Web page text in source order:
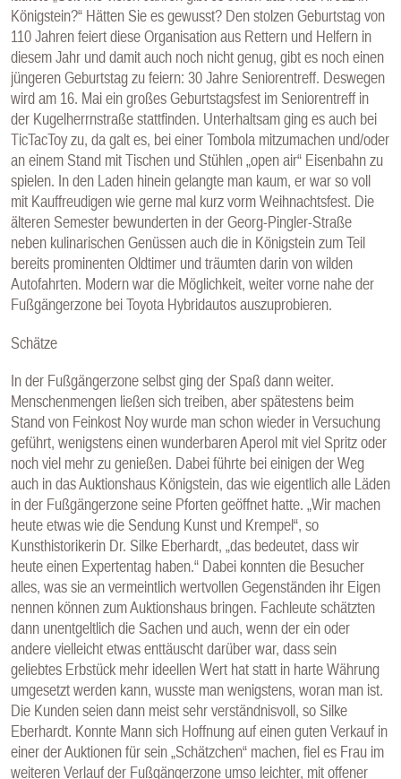
Königstein?“ Hätten Sie es gewusst? Den stolzen Geburtstag von
110 Jahren feiert diese Organisation aus Rettern und Helfern in
diesem Jahr und damit auch noch nicht genug, gibt es noch einen
jüngeren Geburtstag zu feiern: 30 Jahre Seniorentreff. Deswegen
wird am 16. Mai ein großes Geburtstagsfest im Seniorentreff in
der Kugelherrnstraße stattfinden. Unterhaltsam ging es auch bei
TicTacToy zu, da galt es, bei einer Tombola mitzumachen und/oder
an einem Stand mit Tischen und Stühlen „open air“ Eisenbahn zu
spielen. In den Laden hinein gelangte man kaum, er war so voll
mit Kauffreudigen wie gerne mal kurz vorm Weihnachtsfest. Die
älteren Semester bewunderten in der Georg-Pingler-Straße
neben kulinarischen Genüssen auch die in Königstein zum Teil
bereits prominenten Oldtimer und träumten darin von wilden
Autofahrten. Modern war die Möglichkeit, weiter vorne nahe der
Fußgängerzone bei Toyota Hybridautos auszuprobieren.
Schätze
In der Fußgängerzone selbst ging der Spaß dann weiter.
Menschenmengen ließen sich treiben, aber spätestens beim
Stand von Feinkost Noy wurde man schon wieder in Versuchung
geführt, wenigstens einen wunderbaren Aperol mit viel Spritz oder
noch viel mehr zu genießen. Dabei führte bei einigen der Weg
auch in das Auktionshaus Königstein, das wie eigentlich alle Läden
in der Fußgängerzone seine Pforten geöffnet hatte. „Wir machen
heute etwas wie die Sendung Kunst und Krempel“, so
Kunsthistorikerin Dr. Silke Eberhardt, „das bedeutet, dass wir
heute einen Expertentag haben.“ Dabei konnten die Besucher
alles, was sie an vermeintlich wertvollen Gegenständen ihr Eigen
nennen können zum Auktionshaus bringen. Fachleute schätzten
dann unentgeltlich die Sachen und auch, wenn der ein oder
andere vielleicht etwas enttäuscht darüber war, dass sein
geliebtes Erbstück mehr ideellen Wert hat statt in harte Währung
umgesetzt werden kann, wusste man wenigstens, woran man ist.
Die Kunden seien dann meist sehr verständnisvoll, so Silke
Eberhardt. Konnte Mann sich Hoffnung auf einen guten Verkauf in
einer der Auktionen für sein „Schätzchen“ machen, fiel es Frau im
weiteren Verlauf der Fußgängerzone umso leichter, mit offener